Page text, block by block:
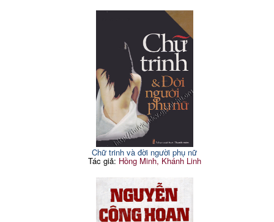
Chữ trinh và đời người phụ nữ
Tác giả: Hồng Minh, Khánh Linh